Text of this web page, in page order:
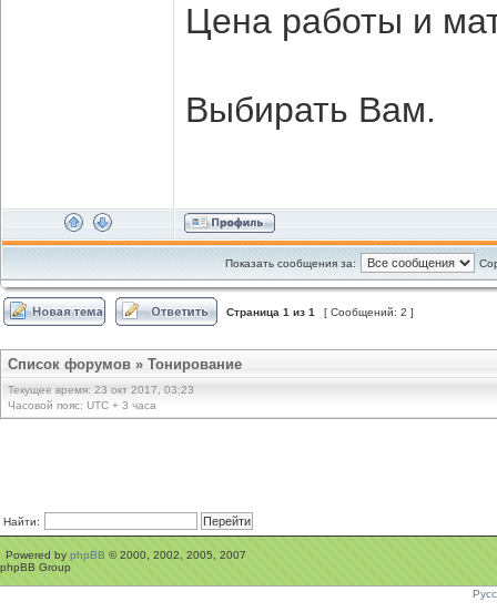
Цена работы и
Выбирать Вам.
Показать сообщения за:
Страница 1 из 1 [ Сообщений: 2 ]
Список форумов » Тонирование
Текущее время: 23 окт 2017, 03:23
Часовой пояс: UTC + 3 часа
Найти:
Powered by phpBB © 2000, 2002, 2005, 2007
phpBB Group